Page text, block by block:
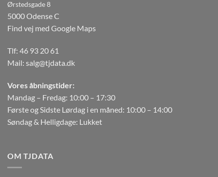
Ørstedsgade 8
5000 Odense C
Find vej med Google Maps
Tlf: 46 93 20 61
Mail: salg@tjdata.dk
Vores åbningstider:
Mandag – Fredag: 10:00 – 17:30
Første og Sidste Lørdag i en måned: 10:00 – 14:00
Søndag & Helligdage: Lukket
OM TJDATA